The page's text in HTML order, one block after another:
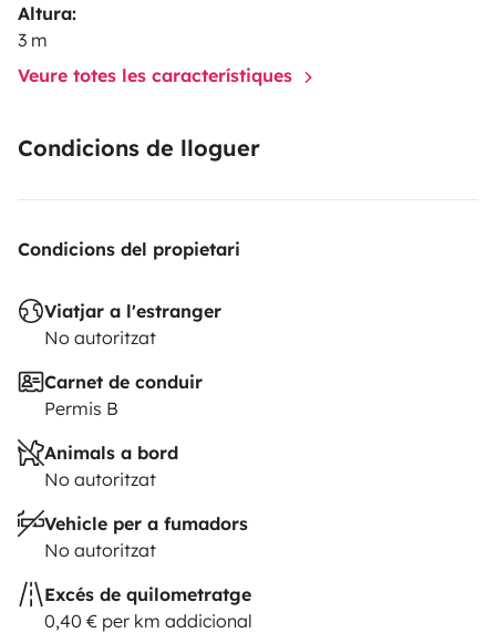
Altura:
3 m
Veure totes les característiques
Condicions de lloguer
Condicions del propietari
Viatjar a l'estranger
No autoritzat
Carnet de conduir
Permis B
Animals a bord
No autoritzat
Vehicle per a fumadors
No autoritzat
Excés de quilometratge
0,40 € per km addicional